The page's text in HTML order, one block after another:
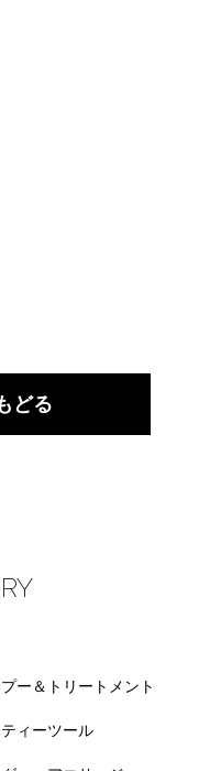
どる
ー＆トリートメント
ィーツール